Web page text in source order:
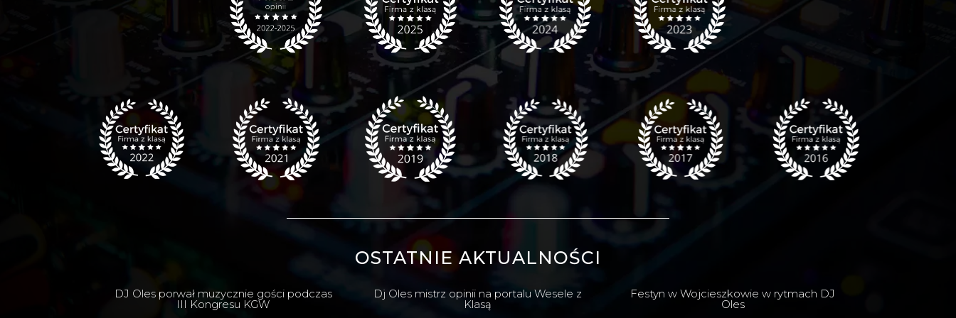
OSTATNIE AKTUALNOŚCI
DJ Oles porwał muzycznie gości podczas
III Kongresu KGW
Dj Oles mistrz opinii na portalu Wesele z
Klasą
Festyn w Wojcieszkowie w rytmach DJ
Oles